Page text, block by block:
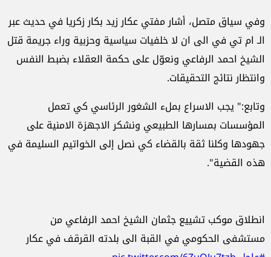
وفي سياق متصل، أشار مفتي عكار زيد بكار زكريا في حديث عبر
الـ ام تي في الى ان لا خلفيات سياسية وحزبية وراء جريمة قتل
الشيخ احمد الرفاعي ونعوّل على حكمة العقلاء بضبط النفس
وانتظار نتائج التحقيقات.
وتابع:" يجب الاسراع بملء الشغور الرئاسي كي تعمل
المؤسسات بمسارها الطبيعي ونشكر الاجهزة الامنية على
جهودها وكلنا ثقة بالقضاء كي نصل إلى الخواتيم السليمة في
هذه القضية".
انطلاق موكب تشييع جثمان الشيخ احمد الرفاعي من
مستشفى الحكومي في القبة الى بلدته القرقف في عكار